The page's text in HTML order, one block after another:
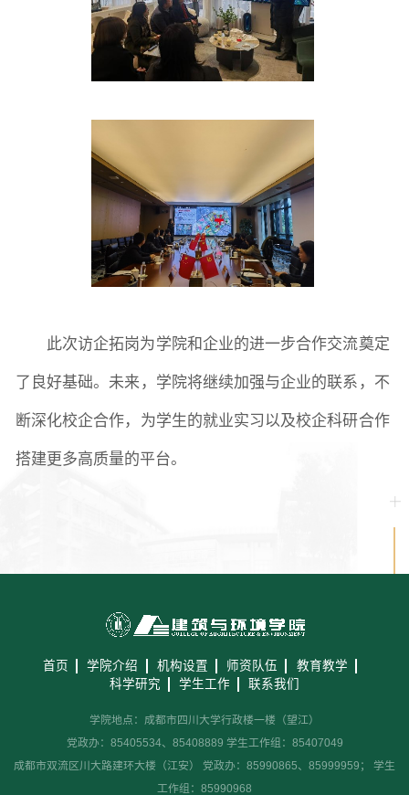
此次访企拓岗为学院和企业的进一步合作交流奠定
了良好基础。未来，学院将继续加强与企业的联系，不
断深化校企合作，为学生的就业实习以及校企科研合作
搭建更多高质量的平台。
首页 学院介绍 机构设置 师资队伍
教育教学
科学研究
学生工作 联系我们
学院地点：成都市四川大学行政楼一楼（望江）
党政办：85405534、85408889 学生工作组：85407049
成都市双流区川大路建环大楼（江安） 党政办：85990865、85999959； 学生
工作组：85990968